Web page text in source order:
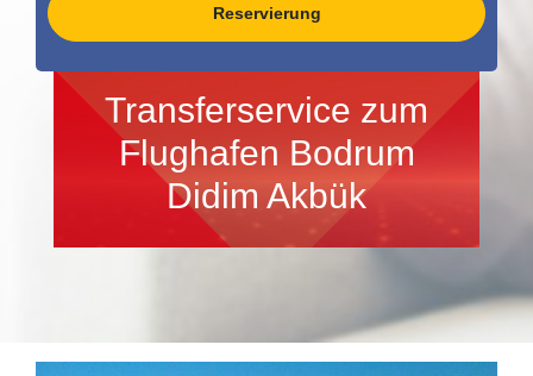
Reservierung
Transferservice zum
Flughafen Bodrum
Didim Akbük